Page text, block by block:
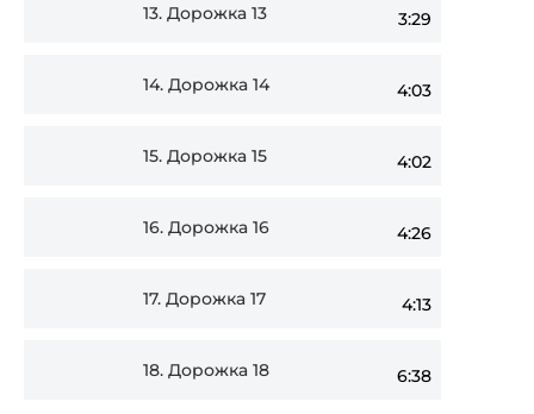
13. Дорожка 13 3:29
14. Дорожка 14 4:03
15. Дорожка 15 4:02
16. Дорожка 16 4:26
17. Дорожка 17 4:13
18. Дорожка 18 6:38